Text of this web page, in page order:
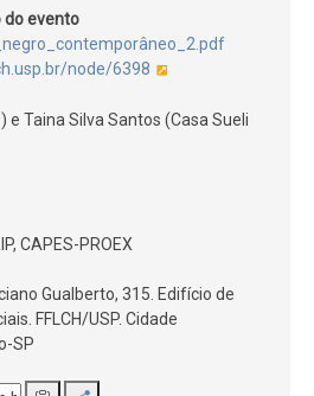
do evento
node/6398
e Taina Silva Santos (Casa Sueli
CAPES-PROEX
Gualberto, 315. Edifício de
FFLCH/USP. Cidade
SP